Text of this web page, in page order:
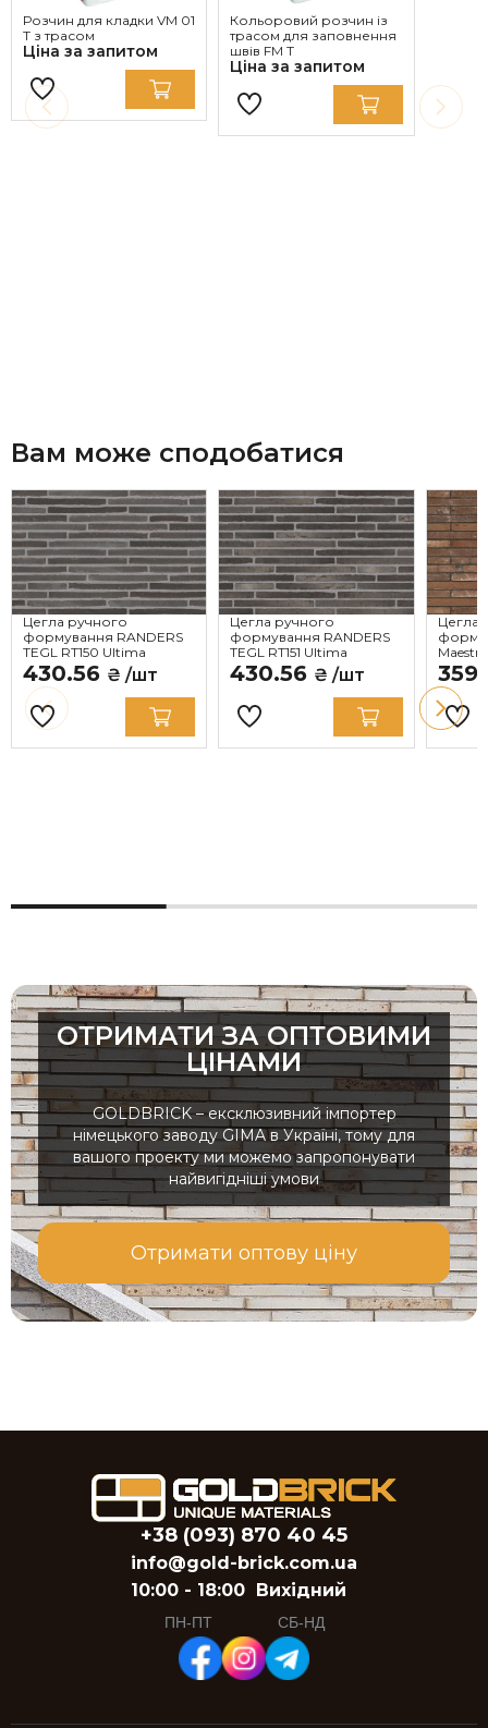
Розчин для кладки VM 01
T з трасом
Ціна за запитом
Кольоровий розчин із
трасом для заповнення
швів FM T
Ціна за запитом
Вам може сподобатися
Цегла ручного
формування RANDERS
TEGL RT150 Ultima
430.56 ₴ /шт
Цегла ручного
формування RANDERS
TEGL RT151 Ultima
430.56 ₴ /шт
Цегла
Maestra
ОТРИМАТИ ЗА ОПТОВИМИ
ЦІНАМИ
GOLDBRICK – ексклюзивний імпортер
німецького заводу GIMA в Україні, тому для
вашого проекту ми можемо запропонувати
найвигідніші умови
Отримати оптову ціну
+38 (093) 870 40 45
info@gold-brick.com.ua
10:00 - 18:00
ПН-ПТ
Вихідний
СБ-НД